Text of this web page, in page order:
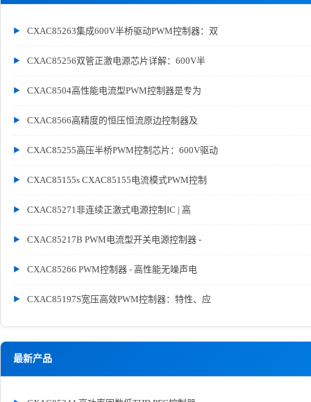
CXAC85263集成600V半桥驱动PWM控制器：双
CXAC85256双管正激电源芯片详解：600V半
CXAC8504高性能电流型PWM控制器是专为
CXAC8566高精度的恒压恒流原边控制器及
CXAC85255高压半桥PWM控制芯片：600V驱动
CXAC85155s CXAC85155电流模式PWM控制
CXAC85271非连续正激式电源控制IC | 高
CXAC85217B PWM电流型开关电源控制器 -
CXAC85266 PWM控制器 - 高性能无噪声电
CXAC85197S宽压高效PWM控制器：特性、应
最新产品